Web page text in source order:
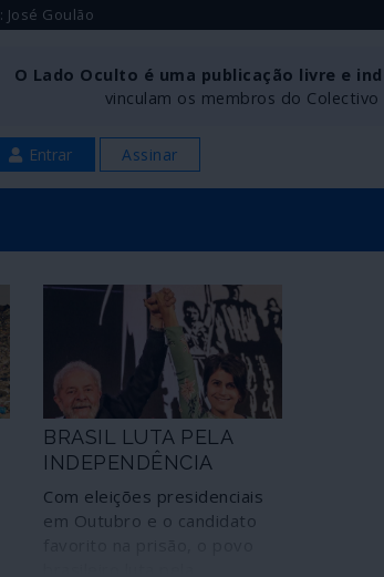
: José Goulão
O Lado Oculto é uma publicação livre e
vinculam os membros do
Entrar Assinar
BRASIL LUTA PELA
INDEPENDÊNCIA
Com eleições presidenciais
em Outubro e o candidato